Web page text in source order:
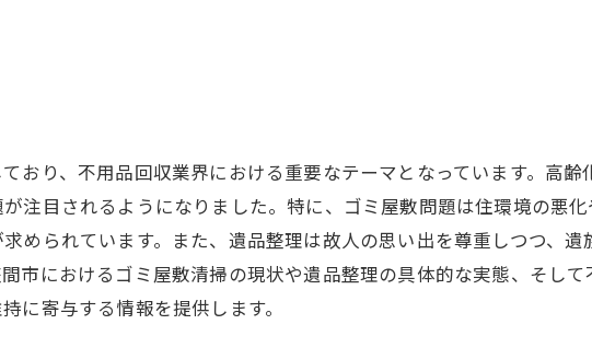
おり、不用品回収業界における重要なテーマとなっています。高齢
注目されるようになりました。特に、ゴミ屋敷問題は住環境の悪
められています。また、遺品整理は故人の思い出を尊重しつつ、遺
市におけるゴミ屋敷清掃の現状や遺品整理の具体的な実態、そし
に寄与する情報を提供します。